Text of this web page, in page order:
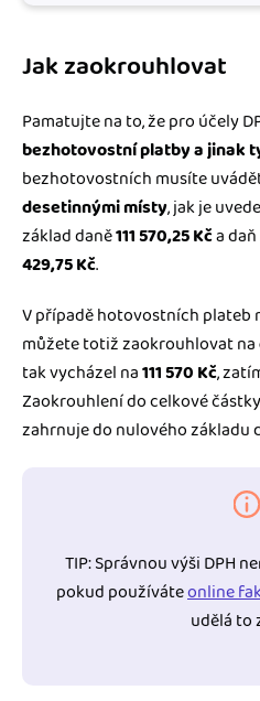
Jak zaokrouhlovat
Pamatujte na to, že pro účely
bezhotovostní platby a jinak
bezhotovostních musíte
desetinnými místy, jak je
základ daně111 570,25Kča
429,75Kč.
V případě hotovostních plateb
můžete totiž zaokrouhlovat na
tak vycházel na111 570 Kč,
Zaokrouhlení do celkové
zahrnuje do nulového základu
TIP: Správnou výši DPH
pokud používáteonline
udělá to